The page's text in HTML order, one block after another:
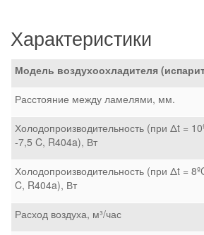
Характеристики
Модель воздухоохладителя
Расстояние между ламелями, мм.
Холодопроизводительность (при Δt =
-7,5 C, R404a), Вт
Холодопроизводительность (при Δt =
C, R404a), Вт
Расход воздуха, м³/час